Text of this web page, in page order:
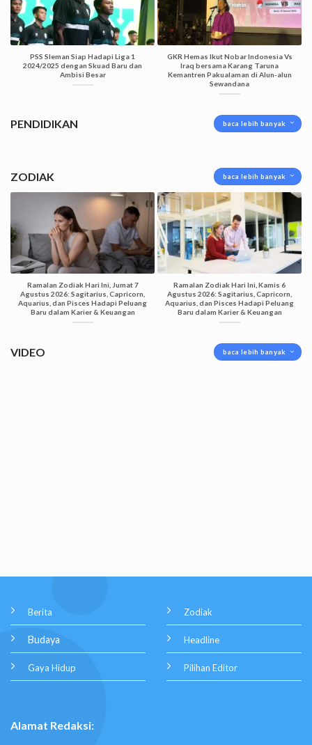
PSS Sleman Siap Hadapi Liga 1
2024/2025 dengan Skuad Baru dan
Ambisi Besar
GKR Hemas Ikut Nobar Indonesia Vs
Iraq bersama Karang Taruna
Kemantren Pakualaman di Alun-alun
Sewandana
PENDIDIKAN baca lebih banyak
ZODIAK baca lebih banyak
Ramalan Zodiak Hari Ini, Jumat 7
Agustus 2026: Sagitarius, Capricorn,
Aquarius, dan Pisces Hadapi Peluang
Baru dalam Karier & Keuangan
Ramalan Zodiak Hari Ini, Kamis 6
Agustus 2026: Sagitarius, Capricorn,
Aquarius, dan Pisces Hadapi Peluang
Baru dalam Karier & Keuangan
VIDEO baca lebih banyak
Berita
Budaya
Gaya Hidup
Zodiak
Headline
Pilihan Editor
Alamat Redaksi: